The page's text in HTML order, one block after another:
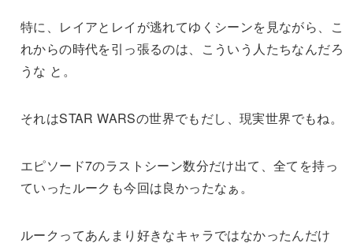
特に、レイアとレイが逃れてゆくシーンを見ながら、こ
れからの時代を引っ張るのは、こういう人たちなんだろ
うな と。
それはSTAR WARSの世界でもだし、現実世界でもね。
エピソード7のラストシーン数分だけ出て、全てを持っ
ていったルークも今回は良かったなぁ。
ルークってあんまり好きなキャラではなかったんだけ